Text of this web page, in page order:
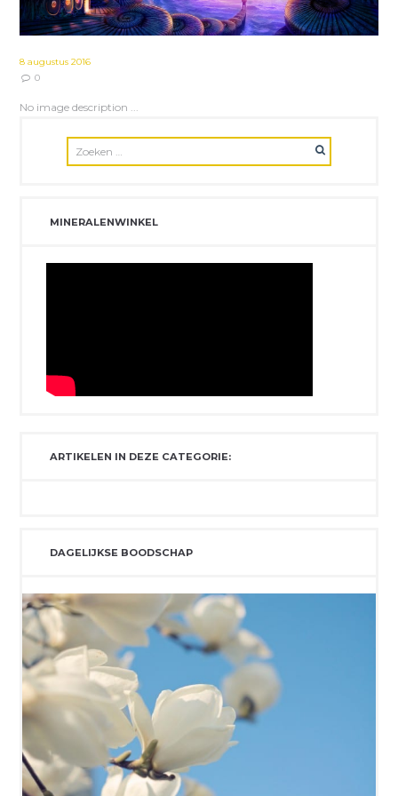
8 augustus 2016
0
No image description ...
MINERALENWINKEL
ARTIKELEN IN DEZE CATEGORIE:
DAGELIJKSE BOODSCHAP